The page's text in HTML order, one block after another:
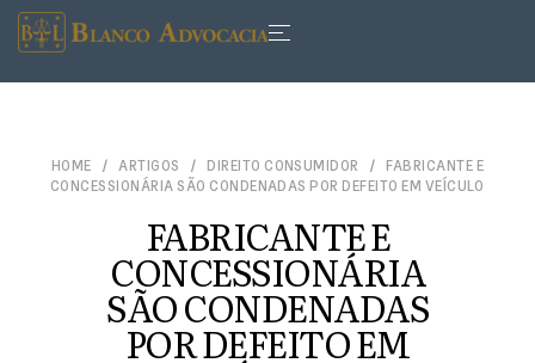
HOME ARTIGOS DIREITO CONSUMIDOR
FABRICANTE E
CONCESSIONÁRIA SÃO CONDENADAS POR DEFEITO EM VEÍCULO
FABRICANTE E
CONCESSIONÁRIA
SÃO CONDENADAS
POR DEFEITO EM